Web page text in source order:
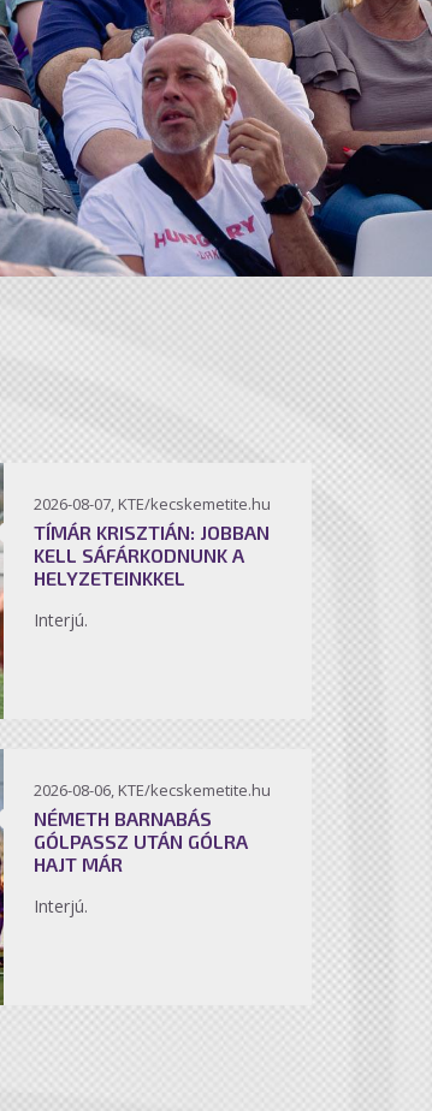
2026-08-07, KTE/kecskemetite.hu
TÍMÁR KRISZTIÁN: JOBBAN
KELL SÁFÁRKODNUNK A
HELYZETEINKKEL
Interjú.
2026-08-06, KTE/kecskemetite.hu
NÉMETH BARNABÁS
GÓLPASSZ UTÁN GÓLRA
HAJT MÁR
Interjú.